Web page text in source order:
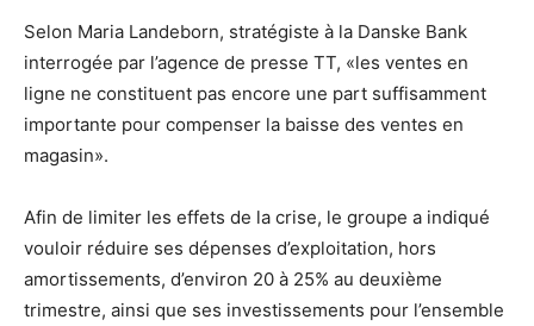
Selon Maria Landeborn, stratégiste à la Danske Bank
interrogée par l’agence de presse TT, «les ventes en
ligne ne constituent pas encore une part suffisamment
importante pour compenser la baisse des ventes en
magasin».
Afin de limiter les effets de la crise, le groupe a indiqué
vouloir réduire ses dépenses d’exploitation, hors
amortissements, d’environ 20 à 25% au deuxième
trimestre, ainsi que ses investissements pour l’ensemble